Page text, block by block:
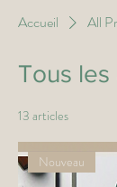
Accueil All
Tous les
13 articles
Nouveau